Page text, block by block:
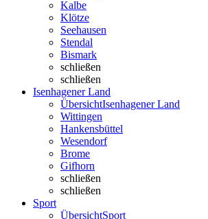
Kalbe
Klötze
Seehausen
Stendal
Bismark
schließen
schließen
Isenhagener Land
ÜbersichtIsenhagener Land
Wittingen
Hankensbüttel
Wesendorf
Brome
Gifhorn
schließen
schließen
Sport
ÜbersichtSport